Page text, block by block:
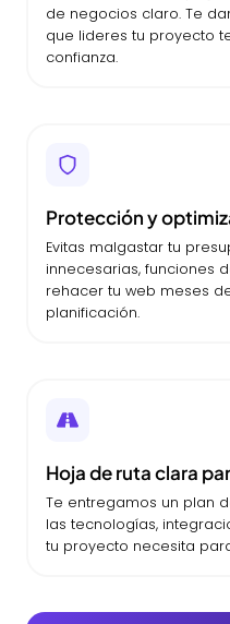
de negocios claro. Te
que lideres tu proyecto
confianza.
Protección y
Evitas malgastar tu
innecesarias, funciones
rehacer tu web meses
planificación.
Hoja de ruta clara
Te entregamos un plan
las tecnologías,
tu proyecto necesita